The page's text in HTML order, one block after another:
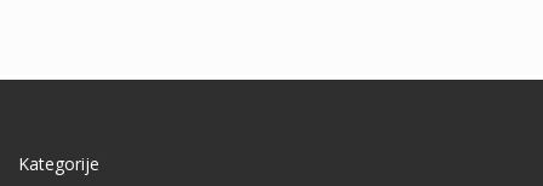
Kategorije